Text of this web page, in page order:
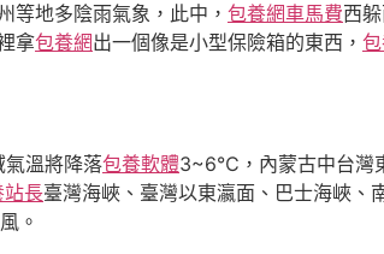
等地多陰雨氣象，此中， 包養網車馬費西
拿包養網出一個像是小型保險箱的東西，
氣溫將降落包養軟體3~6℃，內蒙古中台灣
站長臺灣海峽、臺灣以東瀛面、巴士海峽
。